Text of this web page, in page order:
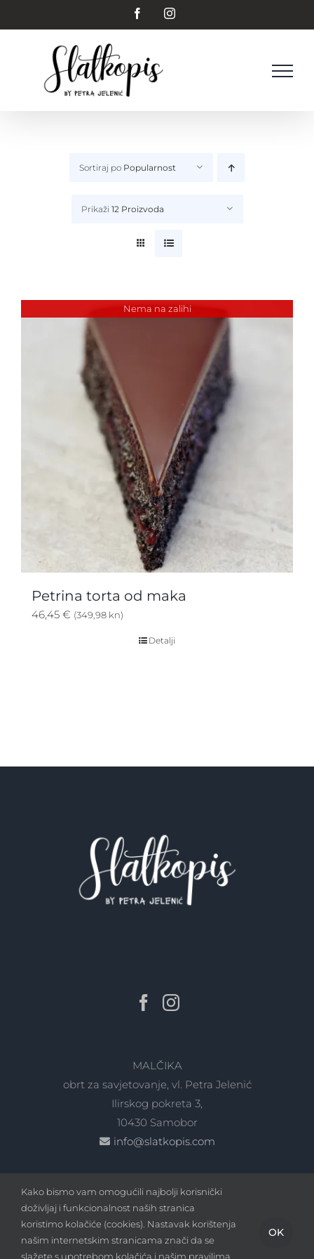
to
FacebookInstagram
Sortiraj po Popularnost
Prikaži 12 Proizvoda
Nema na zalihi
Petrina torta od maka
46,45 € (349,98 kn)
Detalji
MALČIKA
obrt za savjetovanje, vl. Petra Jelenić
Ilirskog pokreta 3,
10430 Samobor
info@slatkopis.com
Copyright2026 - slatkopis.com | Sva prava pridržana |
Kako bismo vam omogućili najbolji korisnički
doživljaj i funkcionalnost naših stranica
koristimo kolačiće (cookies). Nastavak korištenja
našim internetskim stranicama znači da se
slažete s upotrebom kolačića i našim pravilima
OK